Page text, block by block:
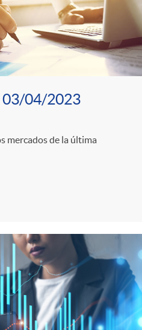
03/04/2023
mercados de la última